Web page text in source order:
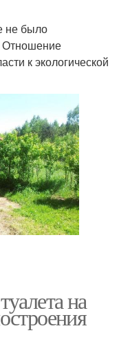
не было
Отношение
к экологической
на